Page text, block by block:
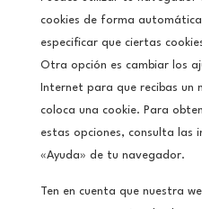
cookies de forma
especificar que ciertas
Otra opción es cambiar los
Internet para que recibas un
coloca una cookie. Para
estas opciones, consulta las
«Ayuda» de tu navegador.
Ten en cuenta que nuestra